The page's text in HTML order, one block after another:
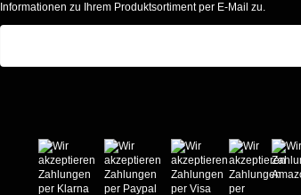
Informationen zu Ihrem Produktsortiment per E-Mail zu.